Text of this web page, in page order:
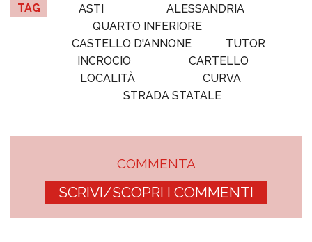
TAG ASTI
ALESSANDRIA
QUARTO INFERIORE
CASTELLO D'ANNONE
TUTOR
INCROCIO
CARTELLO
LOCALITÀ
CURVA
STRADA STATALE
COMMENTA
SCRIVI/SCOPRI I COMMENTI